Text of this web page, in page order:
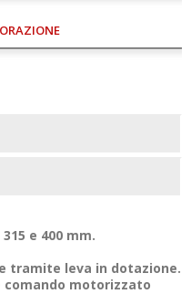
e 400 mm.
tramite leva in dotazione.
comando motorizzato